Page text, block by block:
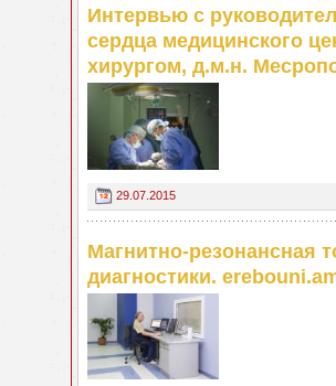
Интервью с
сердца медицинского
хирургом, д.м.н.
29.07.2015
Магнитно-резонансная
диагностики.